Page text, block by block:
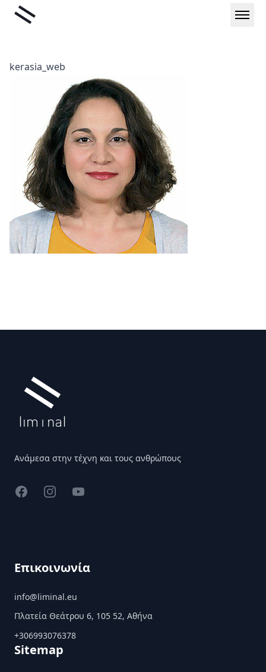
Μετάβαση
Liminal
kerasia_web
Ανάμεσα στην τέχνη και τους ανθρώπους
FacebookInstagramYouTube
Επικοινωνία
info@liminal.eu
Πλατεία Θεάτρου 6, 105 52, Αθήνα
+306993076378
Sitemap